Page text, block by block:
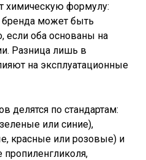
химическую формулу:
бренда может быть
если оба основаны на
Разница лишь в
на эксплуатационные
делятся по стандартам:
или синие),
красные или розовые) и